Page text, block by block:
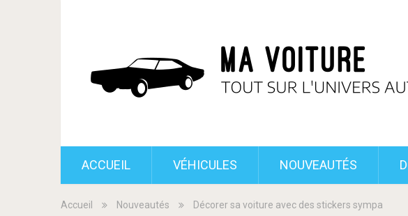
ACCUEIL VÉHICULES NOUVEAUTÉS
Accueil Nouveautés Décorer sa voiture avec des stickers sympa